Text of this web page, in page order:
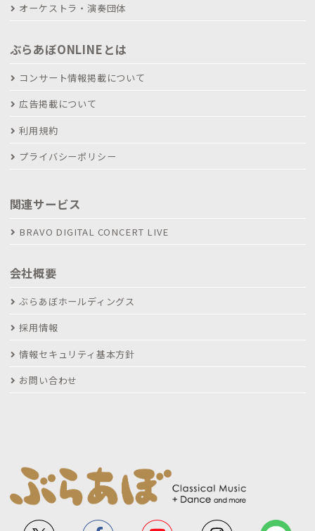
オーケストラ・演奏団体
ぶらあぼONLINEとは
コンサート情報掲載について
広告掲載について
利用規約
プライバシーポリシー
関連サービス
BRAVO DIGITAL CONCERT LIVE
会社概要
ぶらあぼホールディングス
採用情報
情報セキュリティ基本方針
お問い合わせ